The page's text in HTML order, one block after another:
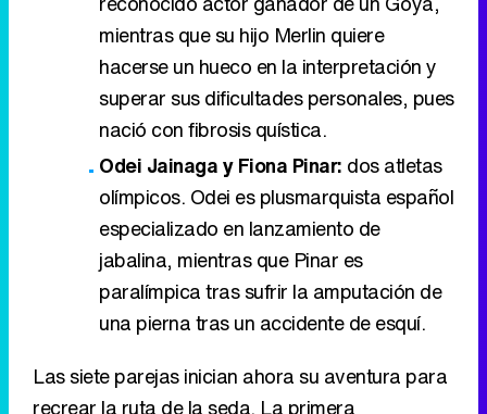
Odei Jainaga y Fiona Pinar:dos atletas
olímpicos. Odei es plusmarquista español
especializado en lanzamiento de
jabalina, mientras que Pinar es
paralímpica tras sufrir la amputación de
una pierna tras un accidente de esquí.
Las siete parejas inician ahora su aventura para
recrear la ruta de la seda. La primera
temporada de 'Hasta el fin del mundo'tuvo un
coste de 6.335.188 euros, según informó RTVE